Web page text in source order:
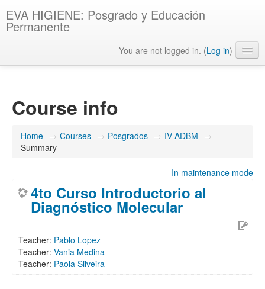
EVA HIGIENE: Posgrado y Educación
Permanente
You are not logged in. (Log in)
Course info
Home → Courses → Posgrados → IV ADBM →
Summary
In maintenance mode
4to Curso Introductorio al
Diagnóstico Molecular
Teacher: Pablo Lopez
Teacher: Vania Medina
Teacher: Paola Silveira